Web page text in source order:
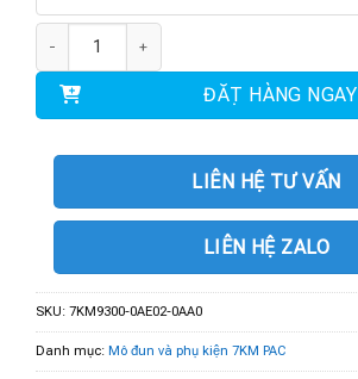
ĐẶT HÀNG NGAY
LIÊN HỆ TƯ VẤN
LIÊN HỆ ZALO
SKU: 7KM9300-0AE02-0AA0
Danh mục: Mô đun và phụ kiện 7KM PAC